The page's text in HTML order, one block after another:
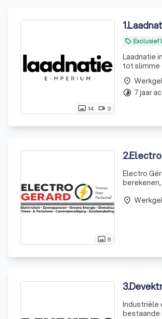
photo_size_select_actual 14 videocam 3
1.
local_offer Exclusief
Laadnatie
tot slimme
place
timelapse 7 jaar
photo_size_select_actual 8
2.
Electro
place
3.
Industriële
bestaande